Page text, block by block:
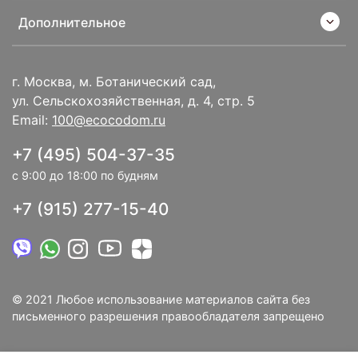
г. Москва, м. Ботанический сад,
ул. Сельскохозяйственная, д. 4, стр. 5
Email: 100@ecocodom.ru
+7 (495) 504-37-35
с 9:00 до 18:00 по будням
+7 (915) 277-15-40
Дополнительное
© 2021 Любое использование материалов сайта без
письменного разрешения правообладателя запрещено